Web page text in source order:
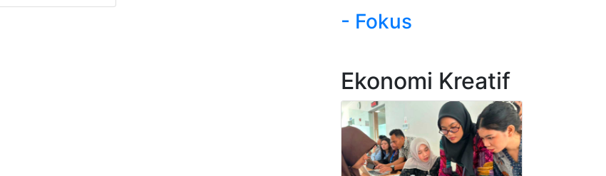
- Fokus
Ekonomi Kreatif